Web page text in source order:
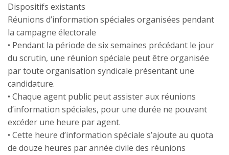
Dispositifs existants
Réunions d’information spéciales organisées pendant
la campagne électorale
• Pendant la période de six semaines précédant le jour
du scrutin, une réunion spéciale peut être organisée
par toute organisation syndicale présentant une
candidature.
• Chaque agent public peut assister aux réunions
d’information spéciales, pour une durée ne pouvant
excéder une heure par agent.
• Cette heure d’information spéciale s’ajoute au quota
de douze heures par année civile des réunions